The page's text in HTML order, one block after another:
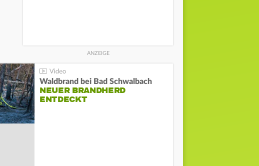
Waldbrand bei Bad Schwalbach
NEUER BRANDHERD
ENTDECKT